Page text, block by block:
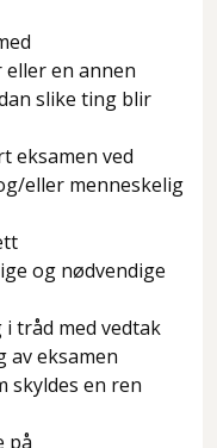
en annen
slike ting blir
eksamen ved
eller menneskelig
og nødvendige
tråd med vedtak
eksamen
skyldes en ren
på